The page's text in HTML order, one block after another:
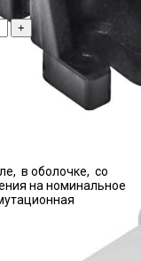
в оболочке, со
на номинальное